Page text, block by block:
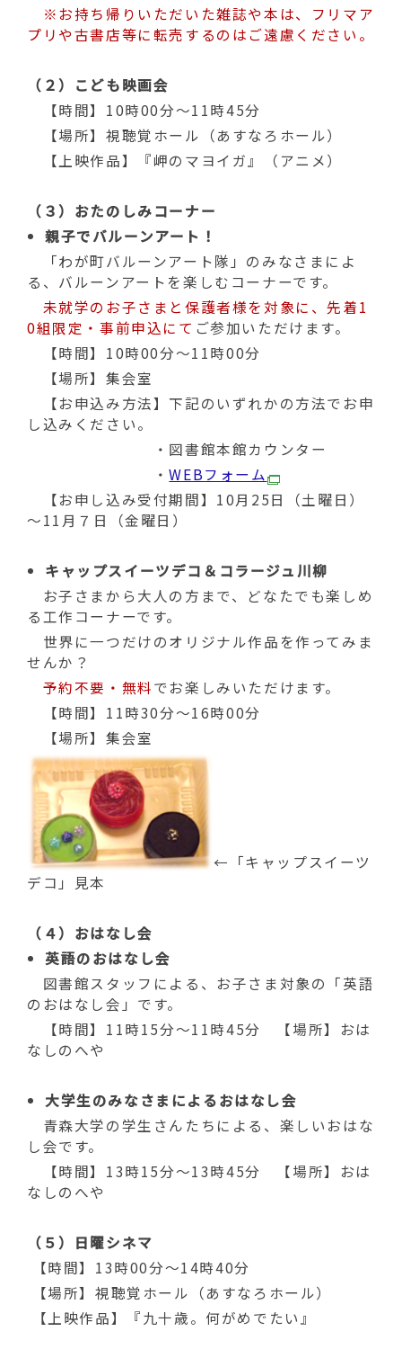
※お持ち帰りいただいた雑誌や本は、フリマア
プリや古書店等に転売するのはご遠慮ください。
（２）こども映画会
【時間】10時00分～11時45分
【場所】視聴覚ホール（あすなろホール）
【上映作品】『岬のマヨイガ』（アニメ）
（３）おたのしみコーナー
親子でバルーンアート！
「わが町バルーンアート隊」のみなさまによ
る、バルーンアートを楽しむコーナーです。
未就学のお子さまと保護者様を対象に、先着1
0組限定・事前申込にて ご参加いただけます。
【時間】10時00分～11時00分
【場所】集会室
【お申込み方法】下記のいずれかの方法でお申
し込みください。
・図書館本館カウンター
・WEBフォーム
【お申し込み受付期間】10月25日（土曜日）
～11月７日（金曜日）
キャップスイーツデコ＆コラージュ川柳
お子さまから大人の方まで、どなたでも楽しめ
る工作コーナーです。
世界に一つだけのオリジナル作品を作ってみま
せんか？
予約不要・無料でお楽しみいただけます。
【時間】11時30分～16時00分
【場所】集会室
←「キャップスイーツ
デコ」見本
（４）おはなし会
英語のおはなし会
図書館スタッフによる、お子さま対象の「英語
のおはなし会」です。
【時間】11時15分～11時45分 【場所】おは
なしのへや
大学生のみなさまによるおはなし会
青森大学の学生さんたちによる、楽しいおはな
し会です。
【時間】13時15分～13時45分 【場所】おは
なしのへや
（５）日曜シネマ
【時間】13時00分～14時40分
【場所】視聴覚ホール（あすなろホール）
【上映作品】『九十歳。何がめでたい』